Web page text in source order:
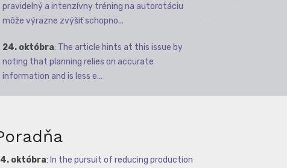
pravidelný a intenzívny tréning na autorotáciu
môže výrazne zvýšiť schopno...
24. októbra: The article hints at this issue by
noting that planning relies on accurate
information and is less e...
októbra: In the pursuit of reducing production